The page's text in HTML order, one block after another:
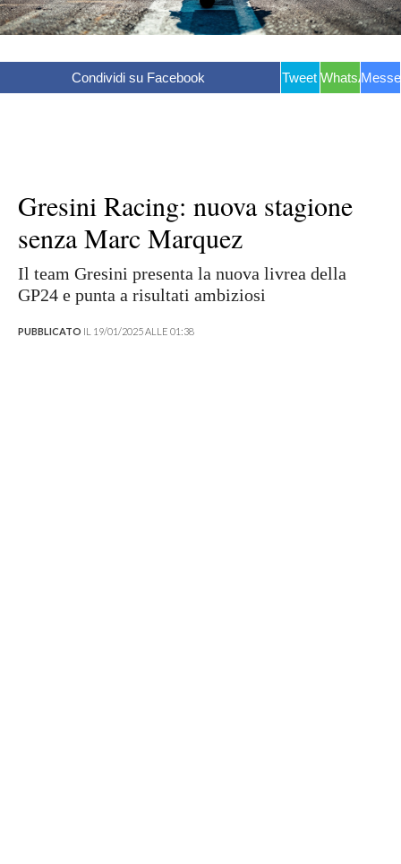
Condividi su Facebook Tweet WhatsApp
Gresini Racing: nuova stagione
senza Marc Marquez
Il team Gresini presenta la nuova livrea della
GP24 e punta a risultati ambiziosi
PUBBLICATO IL 19/01/2025 ALLE 01:38